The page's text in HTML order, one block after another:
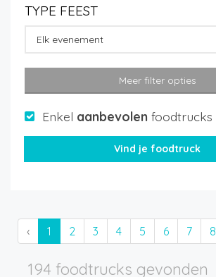
TYPE FEEST
Elk evenement
Meer filter opties
Enkel aanbevolen foodtrucks
‹ 1 2 3 4 5 6 7 8
194 foodtrucks gevonden